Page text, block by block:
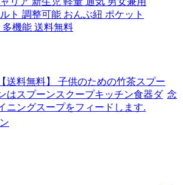
ト 調整可能 おんぶ紐 ポケット
機能 送料無料
【送料無料】 子供のための竹茶スプー
はスプーンスクープキッチン食器ダ
ニングスープをフィードします.
念